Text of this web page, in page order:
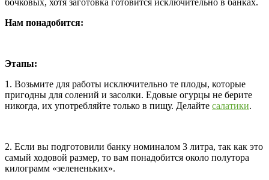
Нам понадобится:
Этапы:
1. Возьмите для работы исключительно те плоды, которые
пригодны для солений и засолки. Едовые огурцы не берите
никогда, их употребляйте только в пищу. Делайте салатики.
2. Если вы подготовили банку номиналом 3 литра, так как это
самый ходовой размер, то вам понадобится около полутора
килограмм «зелененьких».